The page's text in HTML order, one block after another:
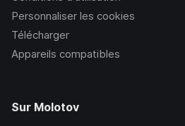
Personnaliser les cookies
Télécharger
Appareils compatibles
Sur Molotov